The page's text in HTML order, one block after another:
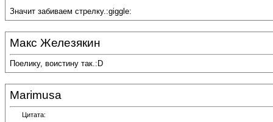
Значит забиваем стрелку.:giggle:
Макс Железякин
Поелику, воистину так.:D
Marimusa
Цитата: